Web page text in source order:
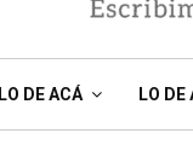
LO DE ACÁ LO DE